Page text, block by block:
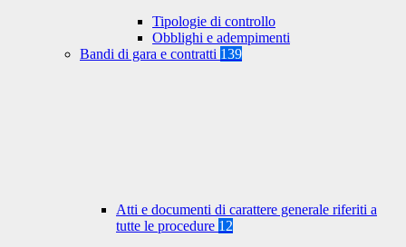
Tipologie di controllo
Obblighi e adempimenti
Bandi di gara e contratti 139
Atti e documenti di carattere generale riferiti a
tutte le procedure 12